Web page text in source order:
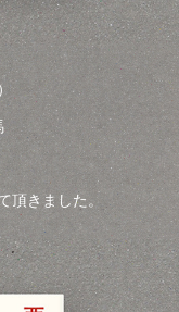
頂きました。